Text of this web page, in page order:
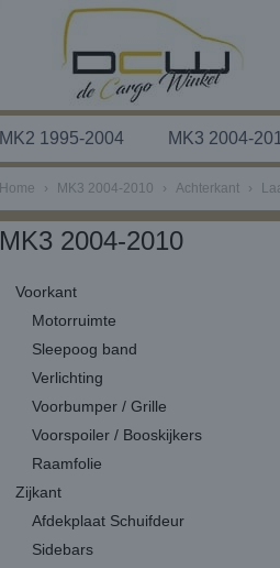
MK2 1995-2004 MK3 2004-
Home › MK3 2004-2010 › Achterkant ›
MK3 2004-2010
Voorkant
Motorruimte
Sleepoog band
Verlichting
Voorbumper / Grille
Voorspoiler / Booskijkers
Raamfolie
Zijkant
Afdekplaat Schuifdeur
Sidebars